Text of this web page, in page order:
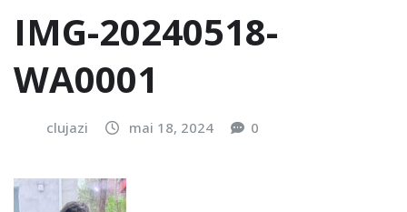
IMG-20240518-
WA0001
clujazi mai 18, 2024 0